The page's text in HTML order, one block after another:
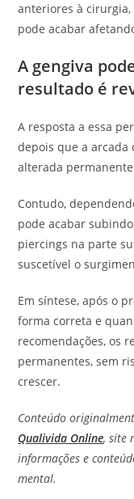
anteriores à cirurgia,
pode acabar
A gengiva
resultado é
A resposta a essa
depois que a
alterada
Contudo,
pode acabar
piercings na parte
suscetível o
Em síntese, após o
forma correta e
recomendações, os
permanentes, sem
crescer.
Conteúdo
Qualivida Online, site
informações e
mental.